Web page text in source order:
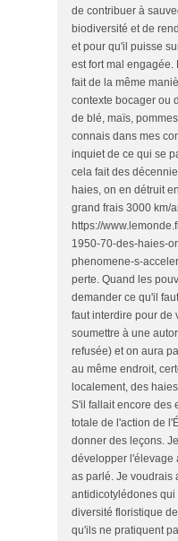
de contribuer à
biodiversité et de
et pour qu'il puisse
est fort mal engagée.
fait de la même
contexte bocager ou
de blé, maïs,
connais dans mes
inquiet de ce qui se
cela fait des
haies, on en détruit
grand frais 3000 km/
https://
1950-70-des-haies-
phenomene-s-
perte. Quand les
demander ce qu'il
faut interdire pour de
soumettre à une
refusée) et on aura
au même endroit,
localement, des
S'il fallait encore des
totale de l'action de
donner des leçons.
développer l'élevage
as parlé. Je voudrais
antidicotylédones
diversité floristique
qu'ils ne pratiquent